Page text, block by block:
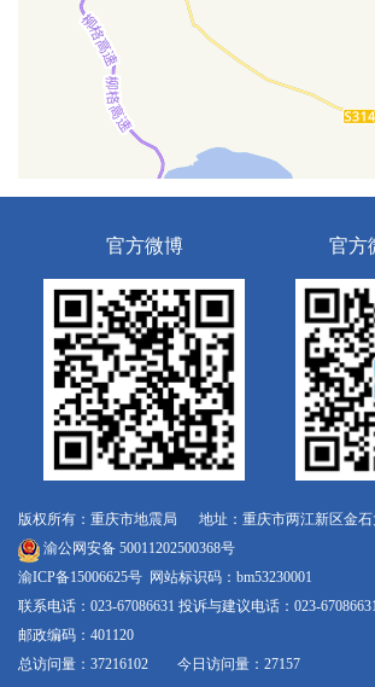
官方微博 官方
版权所有：重庆市地震局 地址：重庆市两江新区金石
渝公网安备 50011202500368号
渝ICP备15006625号 网站标识码：bm53230001
联系电话：023-67086631 投诉与建议电话：023-
邮政编码：401120
总访问量：37216102 今日访问量：27157